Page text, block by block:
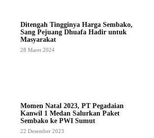
Ditengah Tingginya Harga Sembako,
Sang Pejuang Dhuafa Hadir untuk
Masyarakat
28 Maret 2024
Momen Natal 2023, PT Pegadaian
Kanwil 1 Medan Salurkan Paket
Sembako ke PWI Sumut
22 Desember 2023